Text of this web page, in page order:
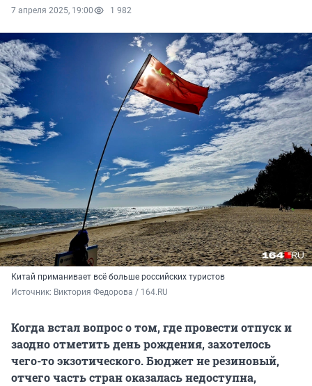
7 апреля 2025, 19:00 1 982
Китай приманивает всё больше российских туристов
Источник: Виктория Федорова / 164.RU
Когда встал вопрос о том, где провести отпуск и
заодно отметить день рождения, захотелось
чего-то экзотического. Бюджет не резиновый,
отчего часть стран оказалась недоступна,